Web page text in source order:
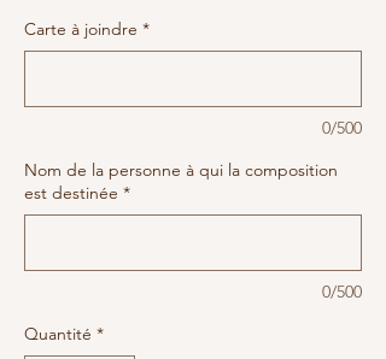
Carte à joindre *
0/500
Nom de la personne à qui la composition
est destinée *
0/500
Quantité *